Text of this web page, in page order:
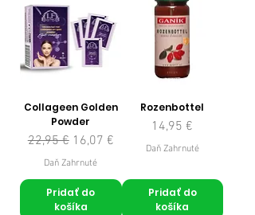
Collageen Golden
Powder
Normálna cena
22,95 € Zľavnená cena
16,07 €
Daň Zahrnuté
Pridať do
košíka
Rozenbottel
Cena
14,95 €
Daň Zahrnuté
Pridať do
košíka